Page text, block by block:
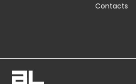
Contacts